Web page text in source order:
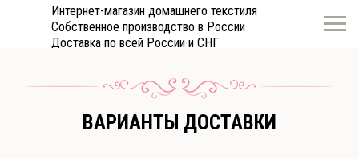
Интернет-магазин домашнего текстиля
Собственное производство в России
Доставка по всей России и СНГ
ВАРИАНТЫ ДОСТАВКИ